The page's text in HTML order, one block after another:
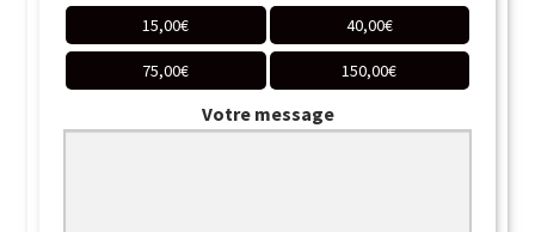
15,00€ 40,00€
75,00€ 150,00€
Votre message